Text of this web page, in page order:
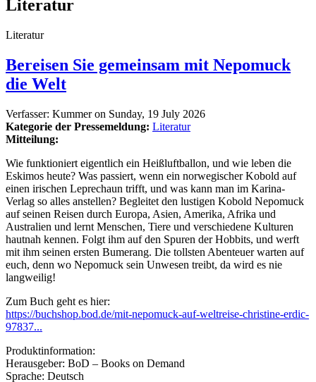
Literatur
Literatur
Bereisen Sie gemeinsam mit Nepomuck
die Welt
Verfasser: Kummeron Sunday, 19 July 2026
Kategorie der Pressemeldung: Literatur
Mitteilung:
Wie funktioniert eigentlich ein Heißluftballon, und wie leben die
Eskimos heute? Was passiert, wenn ein norwegischer Kobold auf
einen irischen Leprechaun trifft, und was kann man im Karina-
Verlag so alles anstellen? Begleitet den lustigen Kobold Nepomuck
auf seinen Reisen durch Europa, Asien, Amerika, Afrika und
Australien und lernt Menschen, Tiere und verschiedene Kulturen
hautnah kennen. Folgt ihm auf den Spuren der Hobbits, und werft
mit ihm seinen ersten Bumerang. Die tollsten Abenteuer warten auf
euch, denn wo Nepomuck sein Unwesen treibt, da wird es nie
langweilig!
Zum Buch geht es hier:
https://buchshop.bod.de/mit-nepomuck-auf-weltreise-christine-erdic-
97837...
Produktinformation:
Herausgeber:‎ BoD – Books on Demand
Sprache:‎ Deutsch